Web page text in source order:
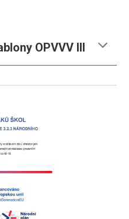
OPVVV III